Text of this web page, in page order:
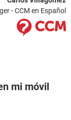
- CCM en Español
mi móvil